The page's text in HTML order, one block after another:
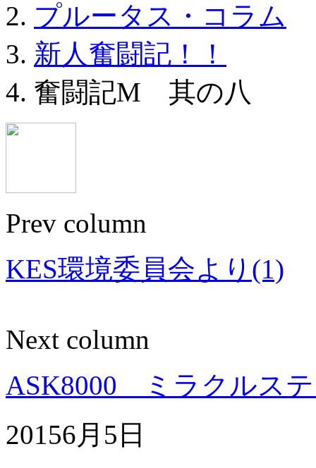
プルータス・コラム
新人奮闘記！！
奮闘記M 其の八
Prev column
KES環境委員会より(1)
Next column
ASK8000 ミラクルス
20156月 5日